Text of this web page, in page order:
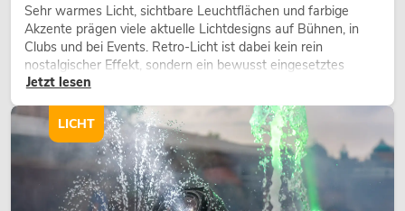
Sehr warmes Licht, sichtbare Leuchtflächen und farbige
Akzente prägen viele aktuelle Lichtdesigns auf Bühnen, in
Clubs und bei Events. Retro-Licht ist dabei kein rein
nostalgischer Effekt, sondern ein bewusst eingesetztes
Gestaltungsmittel: Es schafft Atmosphäre, gibt Szenen
wirken lassen.
Jetzt lesen
LICHT